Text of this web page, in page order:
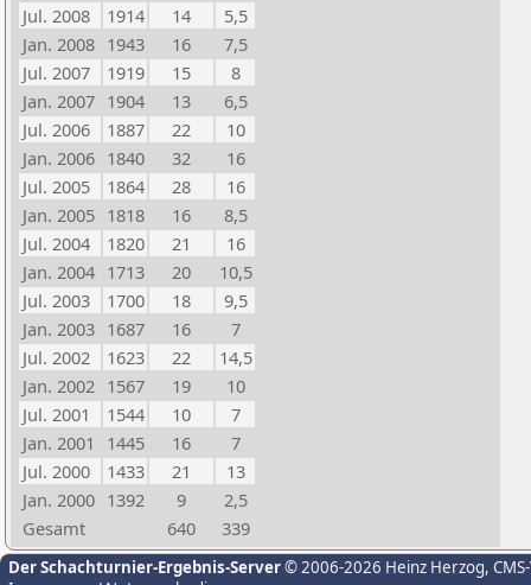
Jul. 2008
1914 14
5,5
Jan. 2008 1943 16
7,5
Jul. 2007
1919 15
8
Jan. 2007 1904 13
6,5
Jul. 2006
1887 22
10
Jan. 2006 1840 32
16
Jul. 2005
1864 28
16
Jan. 2005 1818 16
8,5
Jul. 2004
1820 21
16
Jan. 2004 1713 20
10,5
Jul. 2003
1700 18
9,5
Jan. 2003 1687 16
7
Jul. 2002
1623 22
14,5
Jan. 2002 1567 19
10
Jul. 2001
1544 10
7
Jan. 2001
1445 16
7
Jul. 2000
1433 21
13
Jan. 2000 1392 9
2,5
Gesamt
640 339
Der Schachturnier-Ergebnis-Server© 2006-2026 Heinz Herzog,